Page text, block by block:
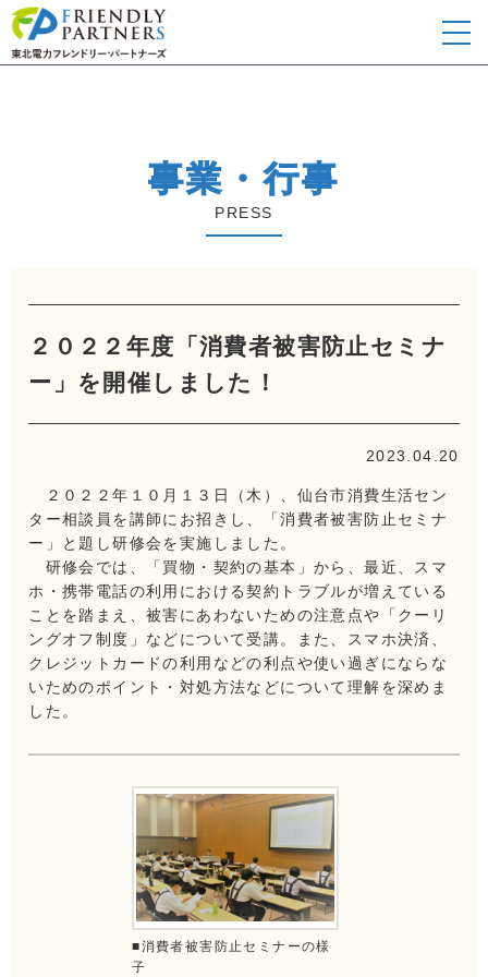
事業・行事
PRESS
２０２２年度「消費者被害防止セミナ
ー」を開催しました！
2023.04.20
２０２２年１０月１３日（木）、仙台市消費生活セン
ター相談員を講師にお招きし、「消費者被害防止セミナ
ー」と題し研修会を実施しました。
研修会では、「買物・契約の基本」から、最近、スマ
ホ・携帯電話の利用における契約トラブルが増えている
ことを踏まえ、被害にあわないための注意点や「クーリ
ングオフ制度」などについて受講。また、スマホ決済、
クレジットカードの利用などの利点や使い過ぎにならな
いためのポイント・対処方法などについて理解を深めま
した。
■消費者被害防止セミナーの様
子